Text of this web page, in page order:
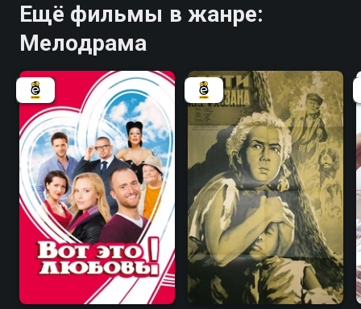
Ещё фильмы в жанре:
Мелодрама
7.0 6.4